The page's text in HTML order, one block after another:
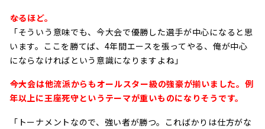
――なるほど。
「そういう意味でも、今大会で優勝した選手が中心になると思
います。ここを勝てば、4年間エースを張ってやる、俺が中心
にならなければという意識になりますよね」
――今大会は他流派からもオールスター級の強豪が揃いました。例
年以上に王座死守というテーマが重いものになりそうです。
「トーナメントなので、強い者が勝つ。こればかりは仕方がな